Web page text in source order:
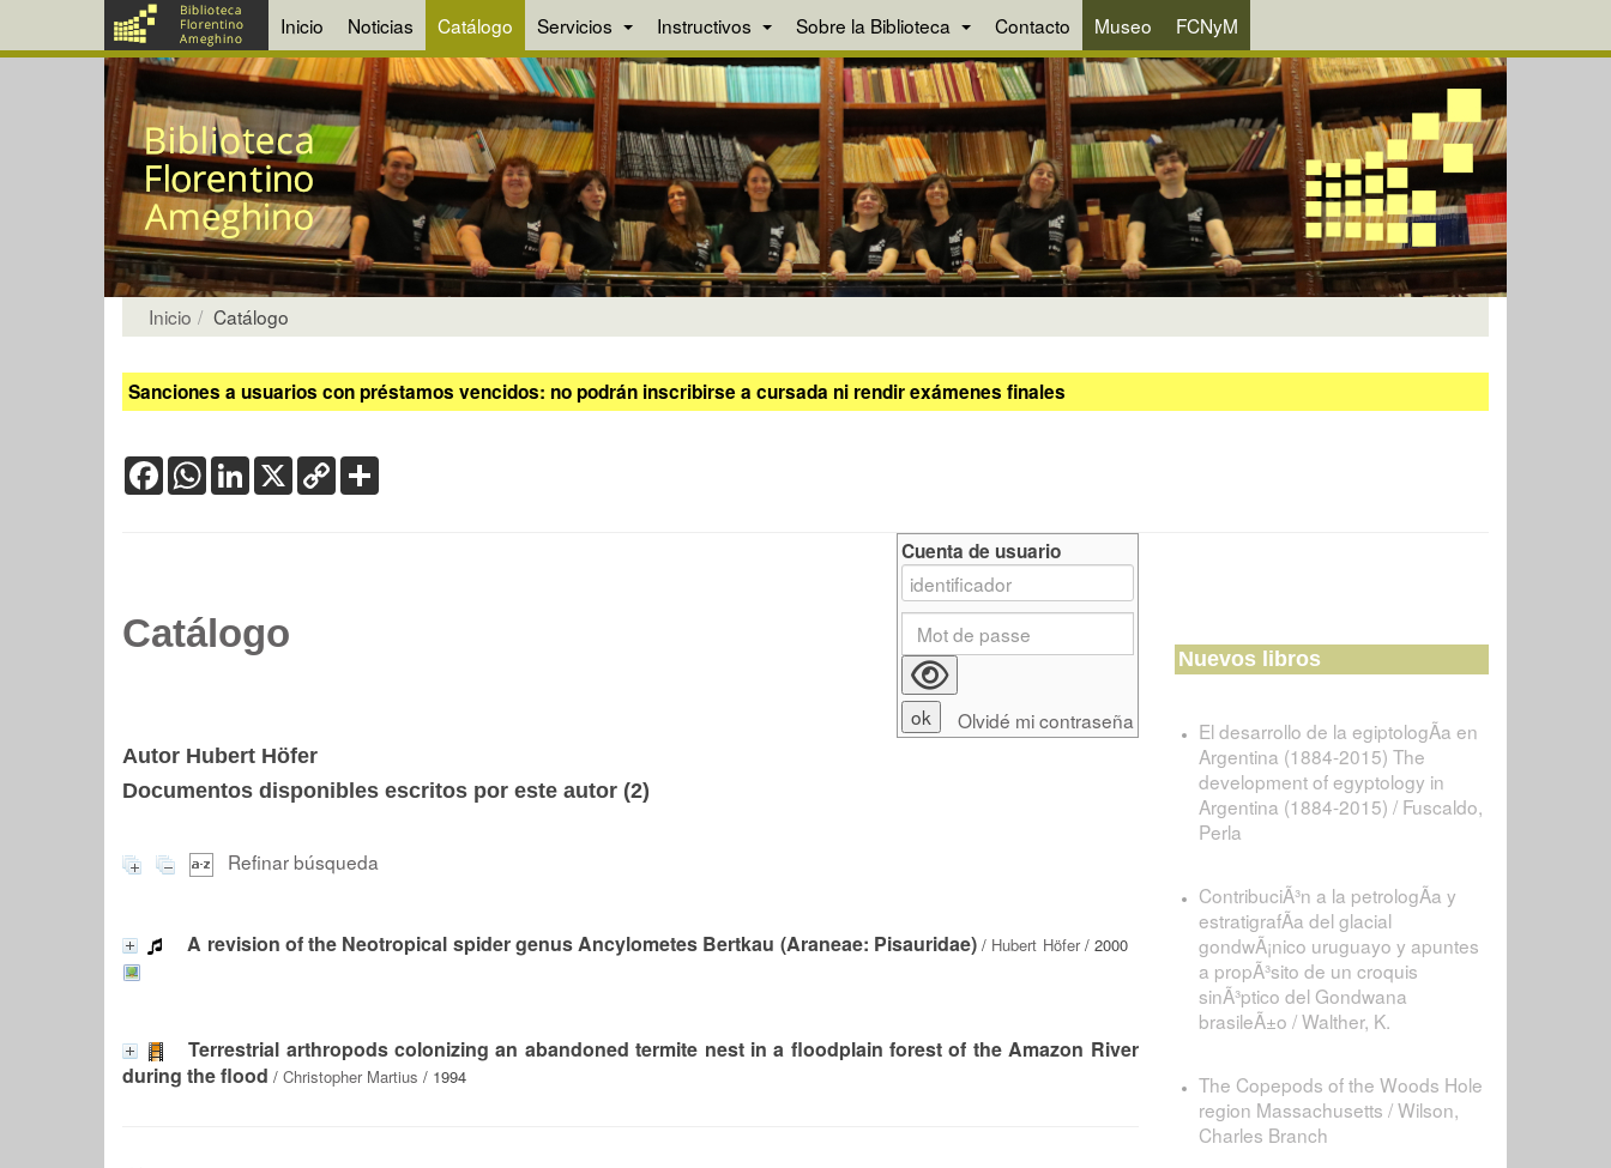
Inicio Noticias Catálogo Servicios Instructivos Sobre la Biblioteca Contacto Museo FCNyM
Inicio Catálogo
Sanciones a usuarios con préstamos vencidos: no podrán inscribirse a cursada ni rendir exámenes finales
FacebookWhatsApp
LinkedIn
X Copy
Link
Catálogo
Autor Hubert Höfer
Documentos disponibles escritos por este autor (2)
Refinar búsqueda
A revision of the Neotropical spider genus Ancylometes Bertkau (Araneae: Pisauridae)/ Hubert Höfer/ 2000
Terrestrial arthropods colonizing an abandoned termite nest in a floodplain forest of the Amazon River
during the flood / Christopher Martius / 1994
Cuenta de usuario
Olvidé mi contraseña
Nuevos libros
El desarrollo de la egiptologÃ­a en
Argentina (1884-2015) The
development of egyptology in
Argentina (1884-2015) / Fuscaldo,
Perla
ContribuciÃ³n a la petrologÃ­a y
estratigrafÃ­a del glacial
gondwÃ¡nico uruguayo y apuntes
a propÃ³sito de un croquis
sinÃ³ptico del Gondwana
brasileÃ±o / Walther, K.
The Copepods of the Woods Hole
region Massachusetts / Wilson,
Charles Branch